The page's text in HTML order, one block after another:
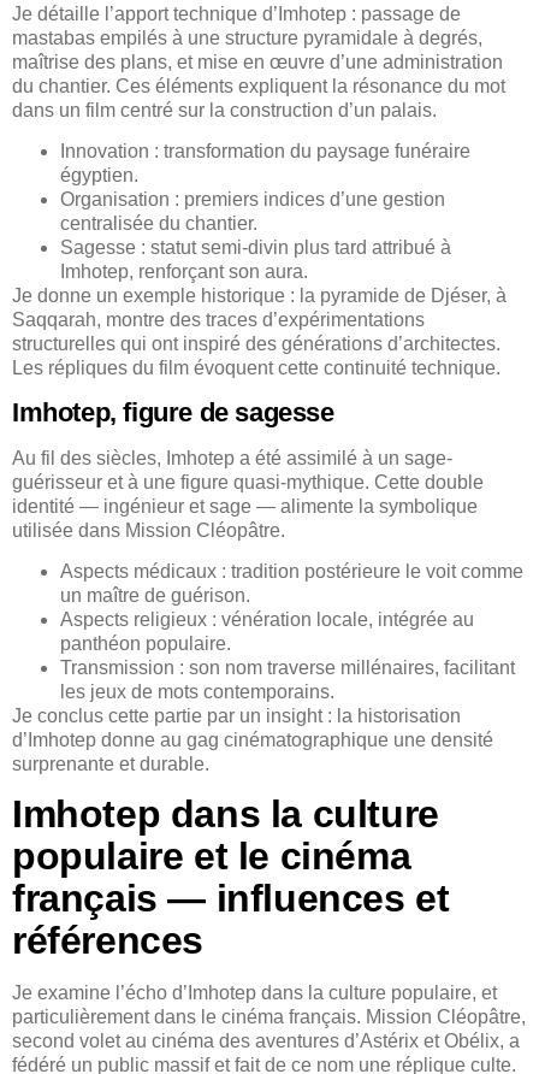
Je détaille l’apport technique d’Imhotep : passage de
mastabas empilés à une structure pyramidale à degrés,
maîtrise des plans, et mise en œuvre d’une administration
du chantier. Ces éléments expliquent la résonance du mot
dans un film centré sur la construction d’un palais.
Innovation : transformation du paysage funéraire
égyptien.
Organisation : premiers indices d’une gestion
centralisée du chantier.
Sagesse : statut semi-divin plus tard attribué à
Imhotep, renforçant son aura.
Je donne un exemple historique : la pyramide de Djéser, à
Saqqarah, montre des traces d’expérimentations
structurelles qui ont inspiré des générations d’architectes.
Les répliques du film évoquent cette continuité technique.
Imhotep, figure de sagesse
Au fil des siècles, Imhotep a été assimilé à un sage-
guérisseur et à une figure quasi-mythique. Cette double
identité — ingénieur et sage — alimente la symbolique
utilisée dans Mission Cléopâtre.
Aspects médicaux : tradition postérieure le voit comme
un maître de guérison.
Aspects religieux : vénération locale, intégrée au
panthéon populaire.
Transmission : son nom traverse millénaires, facilitant
les jeux de mots contemporains.
Je conclus cette partie par un insight : la historisation
d’Imhotep donne au gag cinématographique une densité
surprenante et durable.
Imhotep dans la culture
populaire et le cinéma
français — influences et
références
Je examine l’écho d’Imhotep dans la culture populaire, et
particulièrement dans le cinéma français. Mission Cléopâtre,
second volet au cinéma des aventures d’Astérix et Obélix, a
fédéré un public massif et fait de ce nom une réplique culte.